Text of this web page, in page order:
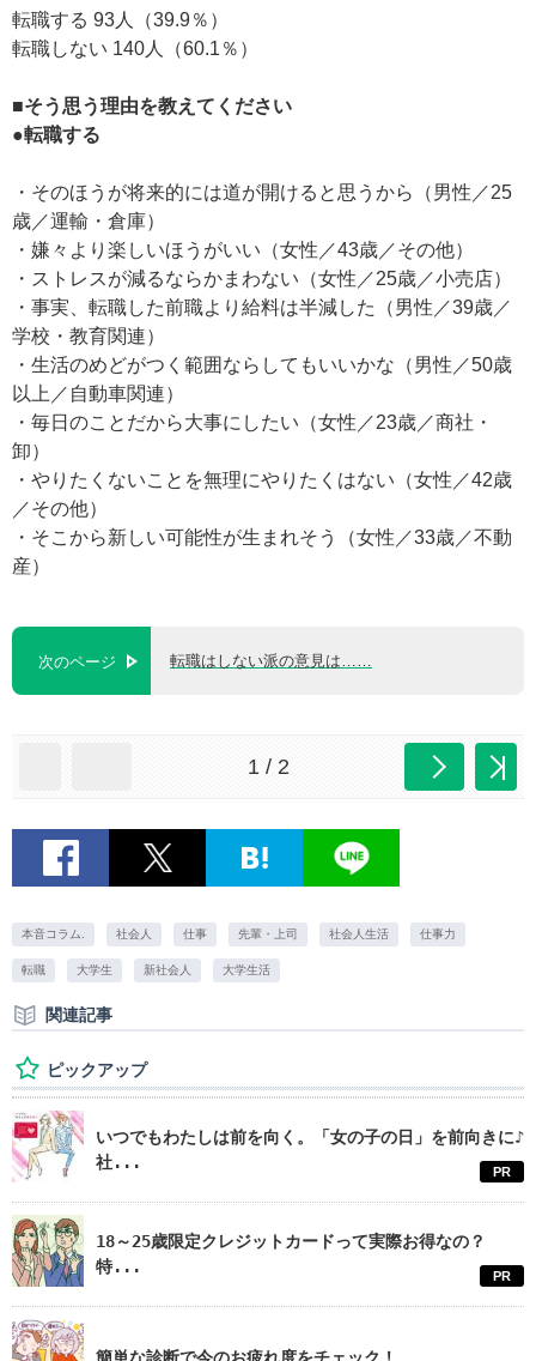
転職する 93人（39.9％）
転職しない 140人（60.1％）
■そう思う理由を教えてください
●転職する
・そのほうが将来的には道が開けると思うから（男性／25
歳／運輸・倉庫）
・嫌々より楽しいほうがいい（女性／43歳／その他）
・ストレスが減るならかまわない（女性／25歳／小売店）
・事実、転職した前職より給料は半減した（男性／39歳／
学校・教育関連）
・生活のめどがつく範囲ならしてもいいかな（男性／50歳
以上／自動車関連）
・毎日のことだから大事にしたい（女性／23歳／商社・
卸）
・やりたくないことを無理にやりたくはない（女性／42歳
／その他）
・そこから新しい可能性が生まれそう（女性／33歳／不動
産）
次のページ 転職はしない派の意見は……
1 / 2
本音コラム. 社会人 仕事 先輩・上司 社会人生活 仕事力
転職 大学生 新社会人 大学生活
関連記事
ピックアップ
いつでもわたしは前を向く。「女の子の日」を前向きに♪
社...
PR
18～25歳限定クレジットカードって実際お得なの？
特...
PR